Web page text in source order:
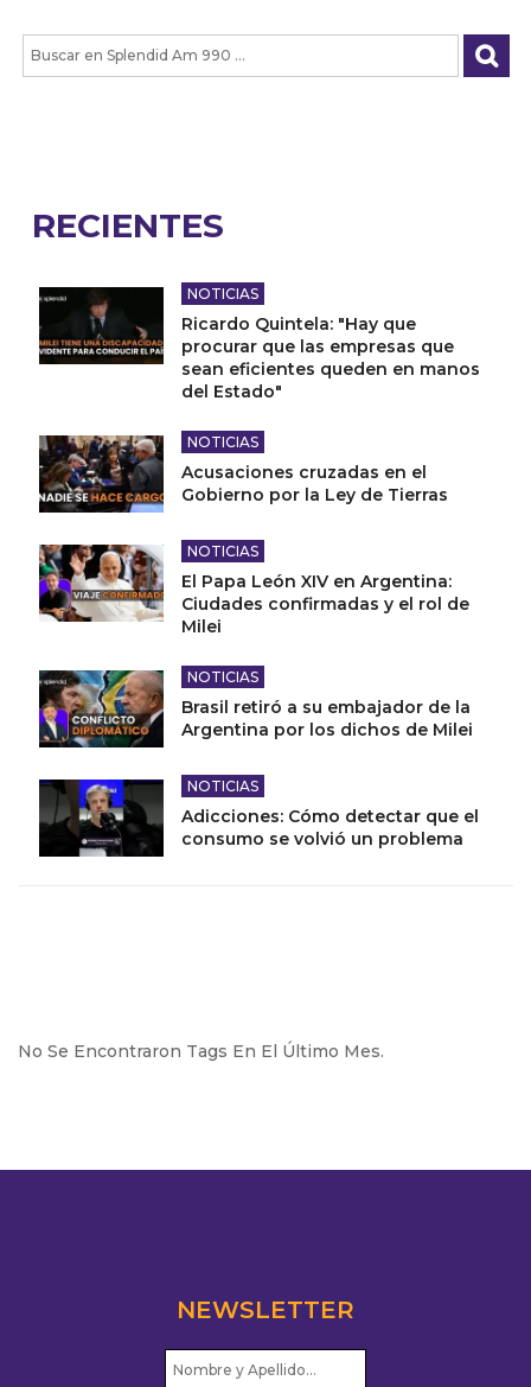
RECIENTES
NOTICIAS
Ricardo Quintela: "Hay que
procurar que las empresas que
sean eficientes queden en manos
del Estado"
NOTICIAS
Acusaciones cruzadas en el
Gobierno por la Ley de Tierras
NOTICIAS
El Papa León XIV en Argentina:
Ciudades confirmadas y el rol de
Milei
NOTICIAS
Brasil retiró a su embajador de la
Argentina por los dichos de Milei
NOTICIAS
Adicciones: Cómo detectar que el
consumo se volvió un problema
No Se Encontraron Tags En El Último Mes.
NEWSLETTER